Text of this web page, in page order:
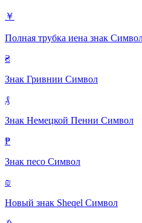
￥
Полная трубка иена знак
₴
Знак Гривнии Символ
₰
Знак Немецкой Пенни Символ
₱
Знак песо Символ
₪
Новый знак Sheqel Символ